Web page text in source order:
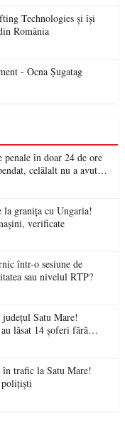
Technologies și își
România
- Ocna Șugatag
în doar 24 de ore
celălalt nu a avut
la granița cu Ungaria!
verificate
într-o sesiune de
sau nivelul RTP?
Satu Mare!
lăsat 14 șoferi fără
trafic la Satu Mare!
polițiști